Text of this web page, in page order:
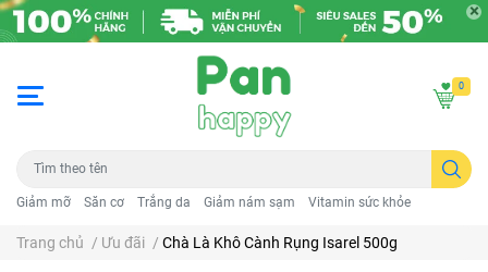
Giảm mỡ Săn cơ Trắng da Giảm nám sạm Vitamin sức khỏe
0
Trang chủ / Ưu đãi / Chà Là Khô Cành Rụng Isarel 500g